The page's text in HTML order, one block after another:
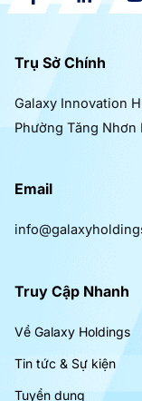
Trụ Sở Chính
Galaxy Innovation
Phường Tăng Nhơn
Email
Truy Cập Nhanh
Về Galaxy Holdings
Tin tức & Sự kiện
Tuyển dụng